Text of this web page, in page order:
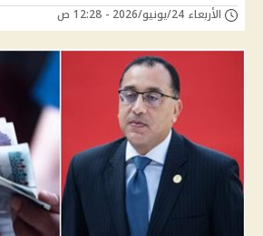
الأربعاء 24/يونيو/2026 - 12:28 ص